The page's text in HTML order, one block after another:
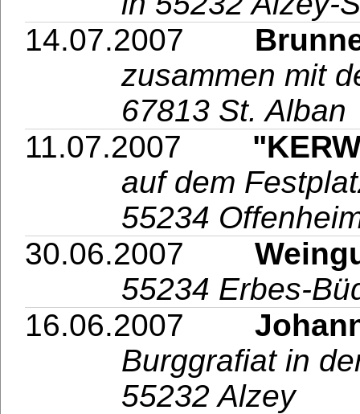
14.07.2007
zusammen mit
67813 St. Alban
11.07.2007
auf dem
55234
30.06.2007
55234 Erbes-
16.06.2007
Burggrafiat in
55232 Alzey